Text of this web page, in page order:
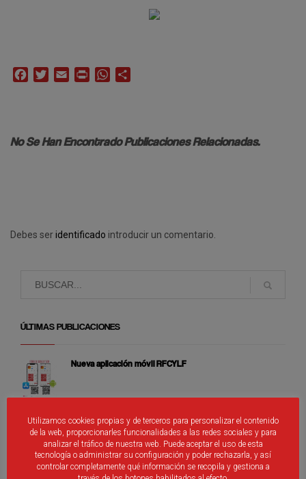
FacebookTwitterEmail Print WhatsApp
No Se Han Encontrado Publicaciones Relacionadas.
Debes seridentificado introducir un comentario.
ÚLTIMAS PUBLICACIONES
Nueva aplicación móvil RFCYLF
Cierre de Fénix
Utilizamos cookies propias y de terceros para personalizar el contenido
de la web, proporcionarles funcionalidades a las redes sociales y para
analizar el tráfico de nuestra web. Puede aceptar el uso de esta
tecnología o administrar su configuración y poder rechazarla, y así
controlar completamente qué información se recopila y gestiona a